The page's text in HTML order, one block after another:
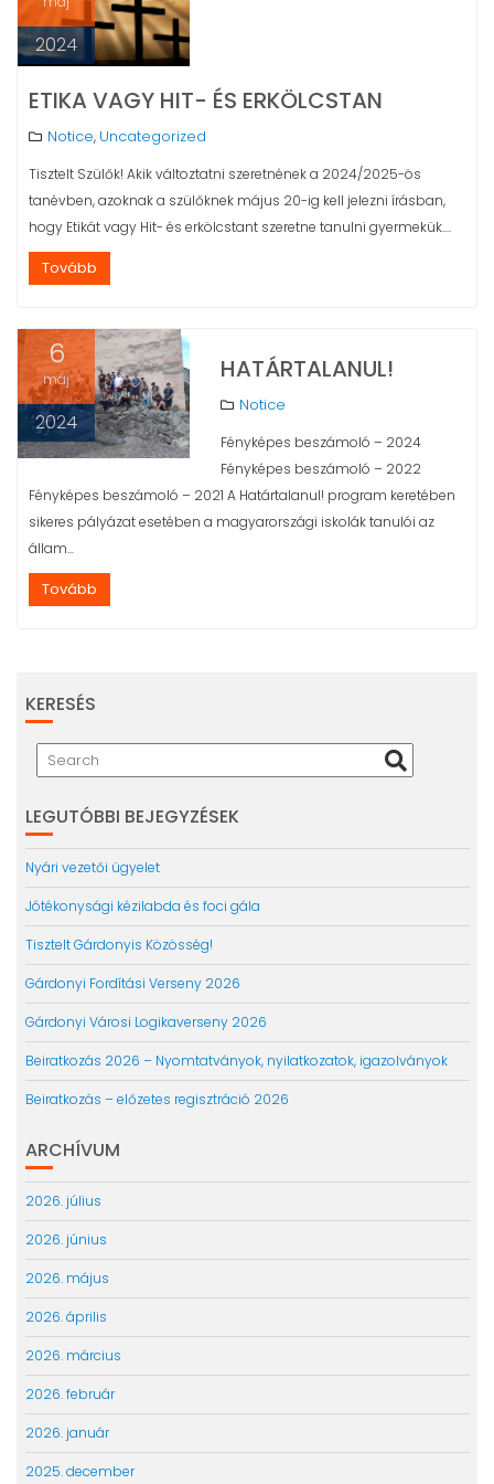
2024
ETIKA VAGY HIT- ÉS ERKÖLCSTAN
Notice, Uncategorized
Tisztelt Szülők! Akik változtatni szeretnének a 2024/2025-ös
tanévben, azoknak a szülőknek május 20-ig kell jelezni írásban,
hogy Etikát vagy Hit- és erkölcstant szeretne tanulni gyermekük....
Tovább
6
máj
2024
HATÁRTALANUL!
Notice
Fényképes beszámoló – 2024
Fényképes beszámoló – 2022
Fényképes beszámoló – 2021 A Határtalanul! program keretében
sikeres pályázat esetében a magyarországi iskolák tanulói az
állam...
Tovább
KERESÉS
LEGUTÓBBI BEJEGYZÉSEK
Nyári vezetői ügyelet
Jótékonysági kézilabda és foci gála
Tisztelt Gárdonyis Közösség!
Gárdonyi Fordítási Verseny 2026
Gárdonyi Városi Logikaverseny 2026
Beiratkozás 2026 – Nyomtatványok, nyilatkozatok, igazolványok
Beiratkozás – előzetes regisztráció 2026
ARCHÍVUM
2026. július
2026. június
2026. május
2026. április
2026. március
2026. február
2026. január
2025. december